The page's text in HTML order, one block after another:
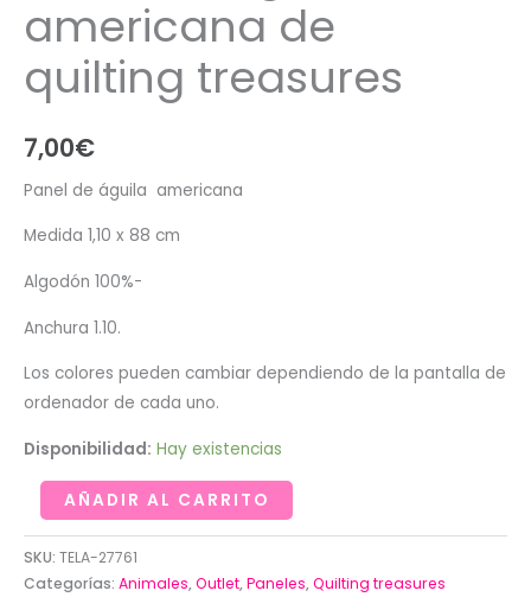
americana de
quilting treasures
7,00€
Panel de águila americana
Medida 1,10 x 88 cm
Algodón 100%-
Anchura 1.10.
Los colores pueden cambiar dependiendo de la pantalla de
ordenador de cada uno.
Disponibilidad: Hay existencias
de
águila
americana
AÑADIR AL CARRITO
SKU: TELA-27761
Categorías: Animales,Outlet,Paneles,Quilting treasures